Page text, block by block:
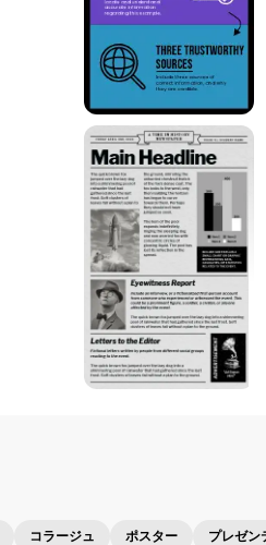
コラージュ ポスター プレゼン